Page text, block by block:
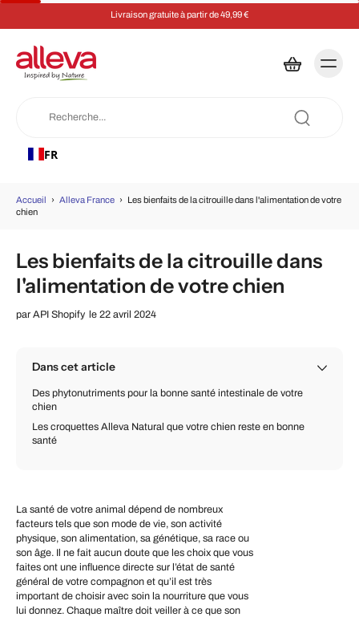
Livraison gratuite à partir de 49,99 €
FR
Accueil › Alleva France › Les bienfaits de la citrouille dans l'alimentation de votre
chien
Les bienfaits de la citrouille dans
l'alimentation de votre chien
par API Shopify le 22 avril 2024
Dans cet article
Des phytonutriments pour la bonne santé intestinale de votre
chien
Les croquettes Alleva Natural que votre chien reste en bonne
santé
La santé de votre animal dépend de nombreux
facteurs tels que son mode de vie, son activité
physique, son alimentation, sa génétique, sa race ou
son âge. Il ne fait aucun doute que les choix que vous
faites ont une influence directe sur l’état de santé
général de votre compagnon et qu’il est très
important de choisir avec soin la nourriture que vous
lui donnez. Chaque maître doit veiller à ce que son